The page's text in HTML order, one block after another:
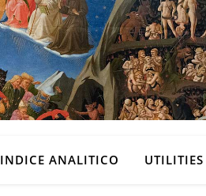
INDICE ANALITICO UTILITIES